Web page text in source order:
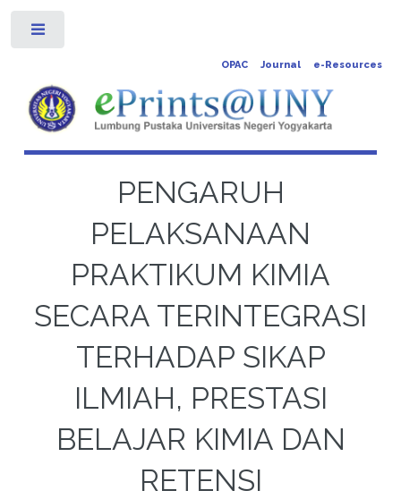
OPAC Journal e-Resources
PENGARUH
PELAKSANAAN
PRAKTIKUM KIMIA
SECARA TERINTEGRASI
TERHADAP SIKAP
ILMIAH, PRESTASI
BELAJAR KIMIA DAN
RETENSI